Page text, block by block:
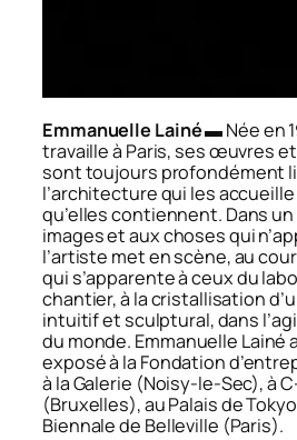
Emmanuelle Lainé▬ Née en
travaille à Paris, ses œuvres
sont toujours profondément
l’architecture qui les
qu’elles contiennent. Dans
images et aux choses qui
l’artiste met en scène, au
qui s’apparente à ceux du
chantier, à la cristallisation
intuitif et sculptural, dans
du monde. Emmanuelle Lainé
exposé à la Fondation
à la Galerie (Noisy-le-Sec), à
(Bruxelles), au Palais de
Biennale de Belleville (Paris).